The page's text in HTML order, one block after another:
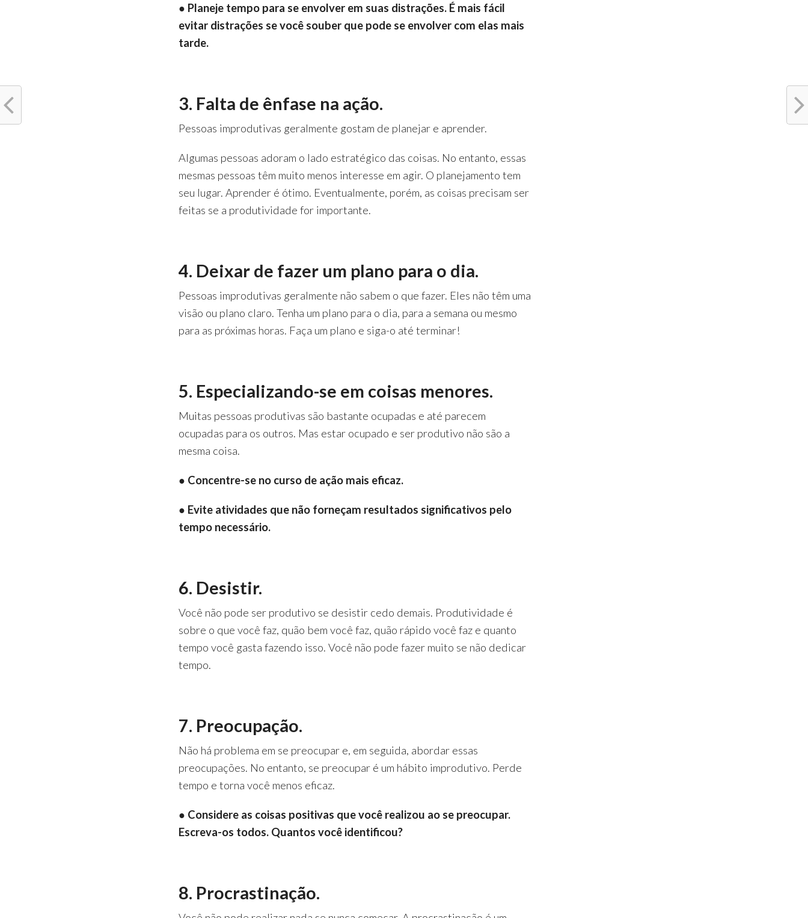
● Planeje tempo para se envolver em suas distrações. É mais fácil
evitar distrações se você souber que pode se envolver com elas mais
tarde.
3. Falta de ênfase na ação.
Pessoas improdutivas geralmente gostam de planejar e aprender.
Algumas pessoas adoram o lado estratégico das coisas. No entanto, essas
mesmas pessoas têm muito menos interesse em agir. O planejamento tem
seu lugar. Aprender é ótimo. Eventualmente, porém, as coisas precisam ser
feitas se a produtividade for importante.
4. Deixar de fazer um plano para o dia.
Pessoas improdutivas geralmente não sabem o que fazer. Eles não têm uma
visão ou plano claro. Tenha um plano para o dia, para a semana ou mesmo
para as próximas horas. Faça um plano e siga-o até terminar!
5. Especializando-se em coisas menores.
Muitas pessoas produtivas são bastante ocupadas e até parecem
ocupadas para os outros. Mas estar ocupado e ser produtivo não são a
mesma coisa.
● Concentre-se no curso de ação mais eficaz.
● Evite atividades que não forneçam resultados significativos pelo
tempo necessário.
6. Desistir.
Você não pode ser produtivo se desistir cedo demais. Produtividade é
sobre o que você faz, quão bem você faz, quão rápido você faz e quanto
tempo você gasta fazendo isso. Você não pode fazer muito se não dedicar
tempo.
7. Preocupação.
Não há problema em se preocupar e, em seguida, abordar essas
preocupações. No entanto, se preocupar é um hábito improdutivo. Perde
tempo e torna você menos eficaz.
● Considere as coisas positivas que você realizou ao se preocupar.
Escreva-os todos. Quantos você identificou?
8. Procrastinação.